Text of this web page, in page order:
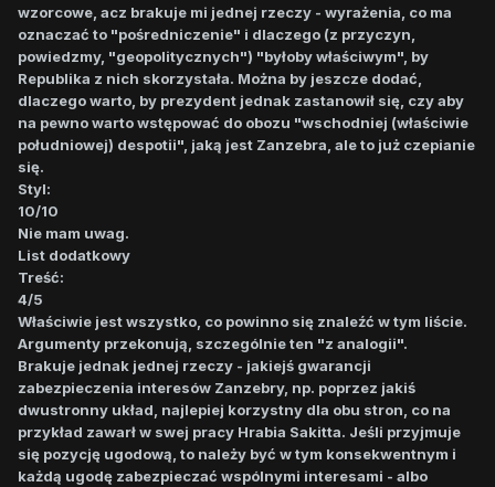
wzorcowe, acz brakuje mi jednej rzeczy - wyrażenia, co ma
oznaczać to "pośredniczenie" i dlaczego (z przyczyn,
powiedzmy, "geopolitycznych") "byłoby właściwym", by
Republika z nich skorzystała. Można by jeszcze dodać,
dlaczego warto, by prezydent jednak zastanowił się, czy aby
na pewno warto wstępować do obozu "wschodniej (właściwie
południowej) despotii", jaką jest Zanzebra, ale to już czepianie
się.
Styl:
10/10
Nie mam uwag.
List dodatkowy
Treść:
4/5
Właściwie jest wszystko, co powinno się znaleźć w tym liście.
Argumenty przekonują, szczególnie ten "z analogii".
Brakuje jednak jednej rzeczy - jakiejś gwarancji
zabezpieczenia interesów Zanzebry, np. poprzez jakiś
dwustronny układ, najlepiej korzystny dla obu stron, co na
przykład zawarł w swej pracy Hrabia Sakitta. Jeśli przyjmuje
się pozycję ugodową, to należy być w tym konsekwentnym i
każdą ugodę zabezpieczać wspólnymi interesami - albo